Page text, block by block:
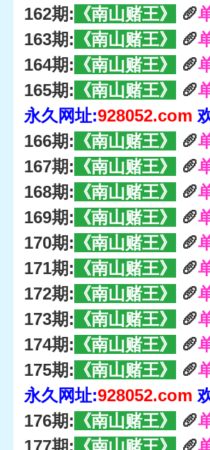
162期: 《南山赌王》 🥖
163期: 《南山赌王》 🥖
164期: 《南山赌王》 🥖
165期: 《南山赌王》 🥖
永久网址:928052.com
166期: 《南山赌王》 🥖
167期: 《南山赌王》 🥖
168期: 《南山赌王》 🥖
169期: 《南山赌王》 🥖
170期: 《南山赌王》 🥖
171期: 《南山赌王》 🥖
172期: 《南山赌王》 🥖
173期: 《南山赌王》 🥖
174期: 《南山赌王》 🥖
175期: 《南山赌王》 🥖
永久网址:928052.com
176期: 《南山赌王》 🥖